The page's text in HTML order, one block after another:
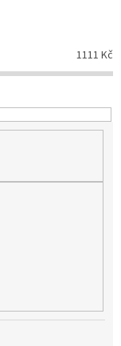
1111 Kč